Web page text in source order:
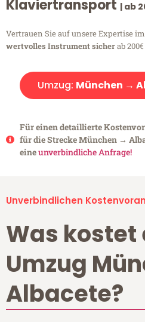
Klaviertransport | ab
Vertrauen Sie auf unsere Expertise im
wertvolles Instrument sicherab
Umzug: München →
Für einen detaillierte
für die Strecke München →
eineunverbindliche Anfrage!
Unverbindlichen
Was kostet
Umzug
Albacete?